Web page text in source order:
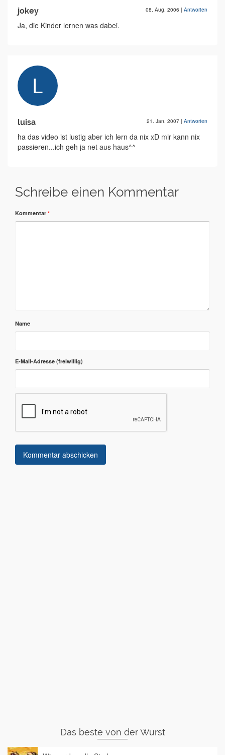
jokey 08. Aug. 2006 | Antworten
Ja, die Kinder lernen was dabei.
luisa 21. Jan. 2007 | Antworten
ha das video ist lustig aber ich lern da nix xD mir kann nix
passieren...ich geh ja net aus haus^^
Schreibe einen Kommentar
Kommentar *
Name
E-Mail-Adresse
Das beste von der Wurst